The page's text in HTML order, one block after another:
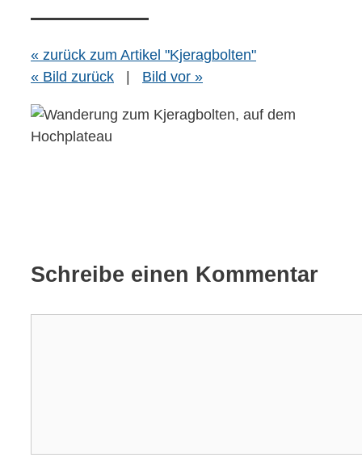
« zurück zum Artikel "Kjeragbolten"
« Bild zurück
| Bild vor »
Schreibe einen Kommentar